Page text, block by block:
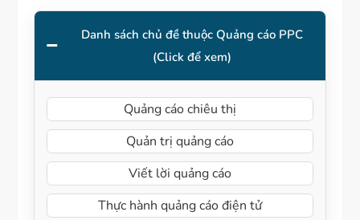
Danh sách chủ đề thuộc Quảng cáo PPC
(Click để xem)
Quảng cáo chiêu thị
Quản trị quảng cáo
Viết lời quảng cáo
Thực hành quảng cáo điện tử